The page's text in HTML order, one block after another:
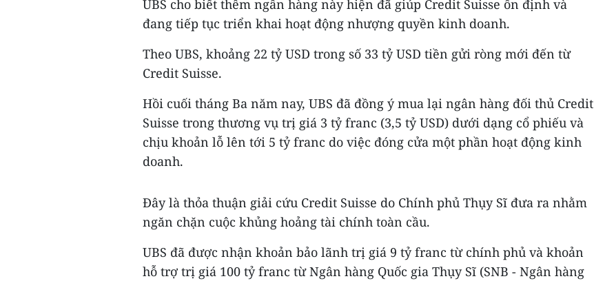
UBS cho biết thêm ngân hàng này hiện đã giúp Credit Suisse ổn định và
đang tiếp tục triển khai hoạt động nhượng quyền kinh doanh.
Theo UBS, khoảng 22 tỷ USD trong số 33 tỷ USD tiền gửi ròng mới đến từ
Credit Suisse.
Hồi cuối tháng Ba năm nay, UBS đã đồng ý mua lại ngân hàng đối thủ Credit
Suisse trong thương vụ trị giá 3 tỷ franc (3,5 tỷ USD) dưới dạng cổ phiếu và
chịu khoản lỗ lên tới 5 tỷ franc do việc đóng cửa một phần hoạt động kinh
doanh.
Đây là thỏa thuận giải cứu Credit Suisse do Chính phủ Thụy Sĩ đưa ra nhằm
ngăn chặn cuộc khủng hoảng tài chính toàn cầu.
UBS đã được nhận khoản bảo lãnh trị giá 9 tỷ franc từ chính phủ và khoản
hỗ trợ trị giá 100 tỷ franc từ Ngân hàng Quốc gia Thụy Sĩ (SNB - Ngân hàng